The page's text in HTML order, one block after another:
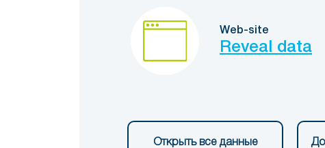
Web-site
Reveal data
Открыть все данные